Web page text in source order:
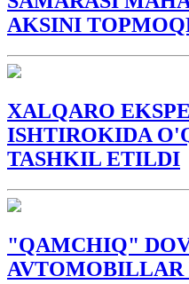
AKSINI
XALQARO
ISHTIROKIDA
TASHKIL ETILDI
"QAMCHIQ"